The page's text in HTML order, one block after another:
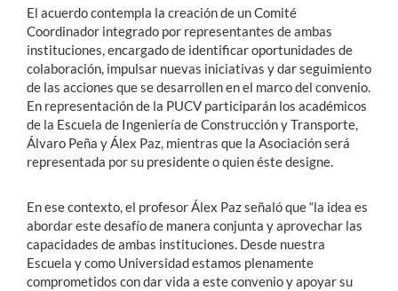
El acuerdo contempla la creación de un Comité
Coordinador integrado por representantes de ambas
instituciones, encargado de identificar oportunidades de
colaboración, impulsar nuevas iniciativas y dar seguimiento
de las acciones que se desarrollen en el marco del convenio.
En representación de la PUCV participarán los académicos
de la Escuela de Ingeniería de Construcción y Transporte,
Álvaro Peña y Álex Paz, mientras que la Asociación será
representada por su presidente o quien éste designe.
En ese contexto, el profesor Álex Paz señaló que “la idea es
abordar este desafío de manera conjunta y aprovechar las
capacidades de ambas instituciones. Desde nuestra
Escuela y como Universidad estamos plenamente
comprometidos con dar vida a este convenio y apoyar su